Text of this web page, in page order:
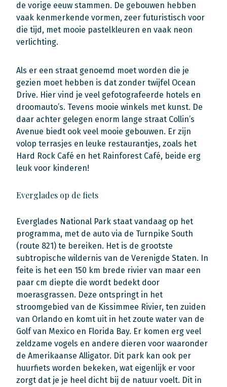
de vorige eeuw stammen. De gebouwen hebben
vaak kenmerkende vormen, zeer futuristisch voor
die tijd, met mooie pastelkleuren en vaak neon
verlichting.
Als er een straat genoemd moet worden die je
gezien moet hebben is dat zonder twijfel Ocean
Drive. Hier vind je veel gefotografeerde hotels en
droomauto’s. Tevens mooie winkels met kunst. De
daar achter gelegen enorm lange straat Collin’s
Avenue biedt ook veel mooie gebouwen. Er zijn
volop terrasjes en leuke restaurantjes, zoals het
Hard Rock Café en het Rainforest Café, beide erg
leuk voor kinderen!
Everglades op de fiets
Everglades National Park staat vandaag op het
programma, met de auto via de Turnpike South
(route 821) te bereiken. Het is de grootste
subtropische wildernis van de Verenigde Staten. In
feite is het een 150 km brede rivier van maar een
paar cm diepte die wordt bedekt door
moerasgrassen. Deze ontspringt in het
stroomgebied van de Kissimmee Rivier, ten zuiden
van Orlando en komt uit in het zoute water van de
Golf van Mexico en Florida Bay. Er komen erg veel
zeldzame vogels en andere dieren voor waaronder
de Amerikaanse Alligator. Dit park kan ook per
huurfiets worden bekeken, wat eigenlijk er voor
zorgt dat je je heel dicht bij de natuur voelt. Dit in